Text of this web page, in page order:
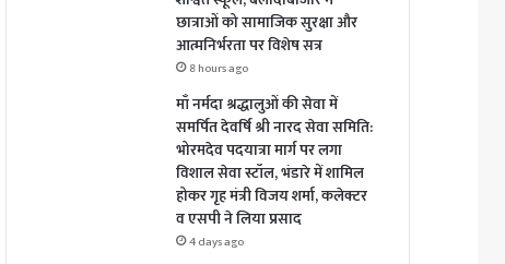
छात्राओं को सामाजिक सुरक्षा और
आत्मनिर्भरता पर विशेष सत्र
8 hours ago
माँ नर्मदा श्रद्धालुओं की सेवा में
समर्पित देवर्षि श्री नारद सेवा समिति:
भोरमदेव पदयात्रा मार्ग पर लगा
विशाल सेवा स्टॉल, भंडारे में शामिल
होकर गृह मंत्री विजय शर्मा, कलेक्टर
व एसपी ने लिया प्रसाद
4 days ago